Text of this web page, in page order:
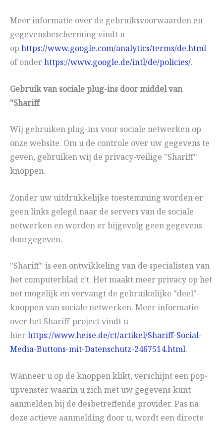
Meer informatie over de gebruiksvoorwaarden en
gegevensbescherming vindt u
op https://www.google.com/analytics/terms/de.html
of onderhttps://www.google.de/intl/de/policies/.
Gebruik van sociale plug-ins door middel van
"Shariff
Wij gebruiken plug-ins voor sociale netwerken op
onze website. Om u de controle over uw gegevens te
geven, gebruiken wij de privacy-veilige "Shariff"
knoppen.
Zonder uw uitdrukkelijke toestemming worden er
geen links gelegd naar de servers van de sociale
netwerken en worden er bijgevolg geen gegevens
doorgegeven.
"Shariff" is een ontwikkeling van de specialisten van
het computerblad c't. Het maakt meer privacy op het
net mogelijk en vervangt de gebruikelijke "deel"-
knoppen van sociale netwerken. Meer informatie
over het Shariff-project vindt u
hierhttps://www.heise.de/ct/artikel/Shariff-Social-
Media-Buttons-mit-Datenschutz-2467514.html.
Wanneer u op de knoppen klikt, verschijnt een pop-
upvenster waarin u zich met uw gegevens kunt
aanmelden bij de desbetreffende provider. Pas na
deze actieve aanmelding door u, wordt een directe